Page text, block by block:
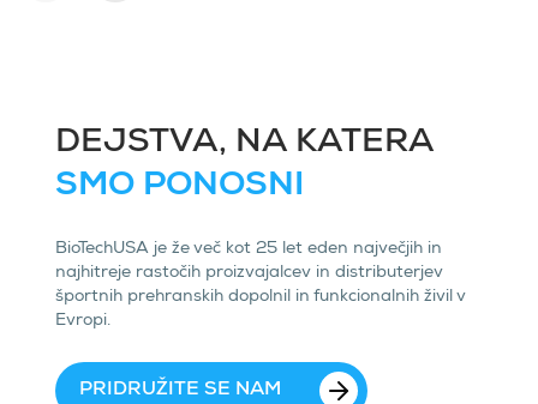
DEJSTVA, NA KATERA
SMO PONOSNI
BioTechUSA je že več kot 25 let eden največjih in
najhitreje rastočih proizvajalcev in distributerjev
športnih prehranskih dopolnil in funkcionalnih živil v
Evropi.
PRIDRUŽITE SE NAM